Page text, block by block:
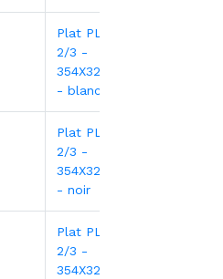
Plat PLEXI.GN
2/3 -
354X325X18mm
- blanc
Plat PLEXI.GN
2/3 -
354X325X18mm
- noir
Plat PLEXI.GN
2/3 -
354X325X80mm